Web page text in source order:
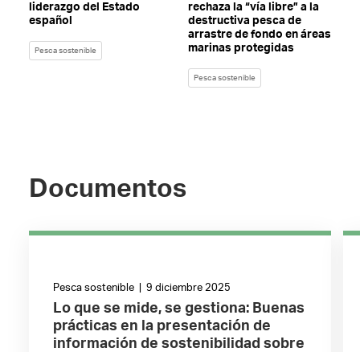
Pesca sostenible
liderazgo del Estado
español
Pesca sostenible
rechaza la “vía libre” a la
destructiva pesca de
arrastre de fondo en áreas
marinas protegidas
Documentos
Pesca sostenible | 9 diciembre 2025
Lo que se mide, se gestiona: Buenas
prácticas en la presentación de
información de sostenibilidad sobre